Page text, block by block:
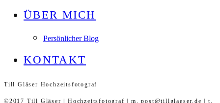
ÜBER MICH
Persönlicher Blog
KONTAKT
Till Gläser Hochzeitsfotograf
©2017 Till Gläser | Hochzeitsfotograf | m. post@tillglaeser.de | t.